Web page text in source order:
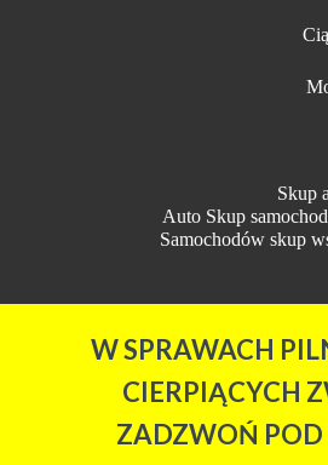
Skup
Auto Skup
Samochodów skup
W SPRAWACH
CIERPIĄCYCH
ZADZWOŃ POD